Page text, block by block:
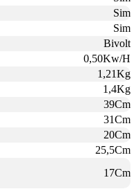
Sim
Sim
Bivolt
0,50Kw/H
1,21Kg
1,4Kg
39Cm
31Cm
20Cm
25,5Cm
17Cm